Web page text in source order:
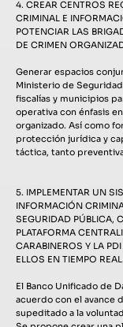
4. CREAR CENTROS
CRIMINAL E
POTENCIAR LAS
DE CRIMEN
Generar espacios
Ministerio de
fiscalías y municipios
operativa con énfasis
organizado. Así como
protección jurídica y
táctica, tanto
5. IMPLEMENTAR UN
INFORMACIÓN
SEGURIDAD PÚBLICA,
PLATAFORMA
CARABINEROS Y LA
ELLOS EN TIEMPO REAL.
El Banco Unificado de
acuerdo con el avance
supeditado a la